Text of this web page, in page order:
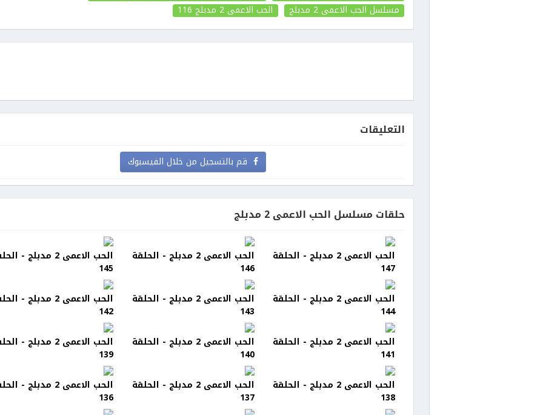
مسلسل الحب الاعمى 2 مدبلج
الحب الاعمى 2 مدبلج 116
التعليقات
قم بالتسجيل من خلال الفيسبوك
حلقات مسلسل الحب الاعمى 2 مدبلج
الحب الاعمى 2 مدبلج - الحلقة
147
الحب الاعمى 2 مدبلج - الحلقة
146
الحب الاعمى 2 مدبلج -
145
الحب الاعمى 2 مدبلج - الحلقة
144
الحب الاعمى 2 مدبلج - الحلقة
143
الحب الاعمى 2 مدبلج -
142
الحب الاعمى 2 مدبلج - الحلقة
141
الحب الاعمى 2 مدبلج - الحلقة
140
الحب الاعمى 2 مدبلج -
139
الحب الاعمى 2 مدبلج - الحلقة
138
الحب الاعمى 2 مدبلج - الحلقة
137
الحب الاعمى 2 مدبلج -
136